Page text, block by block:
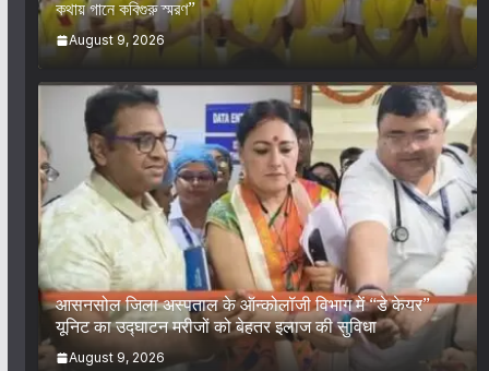
কথায় গানে কবিগুরু স্মরণ”
August 9, 2026
आसनसोल जिला अस्पताल के ऑन्कोलॉजी विभाग में “डे केयर”
यूनिट का उद्घाटन मरीजों को बेहतर इलाज की सुविधा
August 9, 2026